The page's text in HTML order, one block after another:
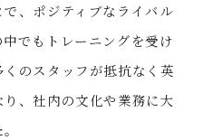
、ポジティブなライバル
でもトレーニングを受け
のスタッフが抵抗なく英
、社内の文化や業務に大